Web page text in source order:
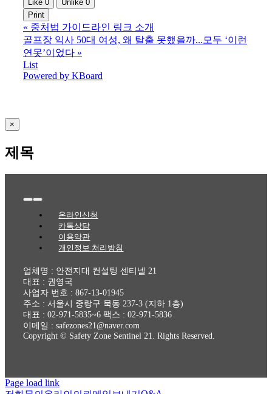
Like 0 Unlike 0
Print
« 중처법 가이드라인 링크 소개
골프장 익사 50대 여성, 왜 탈출 못했을까...모두 ‘이런
연못’이었다 »
List
Powered by KBoard
Close
product
view
×
제목
Toggle
Navigation온라인신청
카톡상담
이용약관
개인정보 처리방침
업체명 : 안전지대 컨설팅 센티넬 21
대표 : 권영국
사업자 번호 : 867-13-01945
주소 : 서울시 중랑구 묵동 237-3 (지하 1층)
대표 : 02-971-5835~6 팩스 : 02-971-5836
이메일 : safezones21@naver.com
Copyright © Safety Zone Sentinel 21. Rights Reserved.
Page load link